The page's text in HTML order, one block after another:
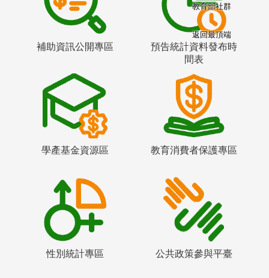
補助資訊公開專區
預告統計資料發布時
間表
學產基金資源區 教育消費者保護專區
性別統計專區 公共政策參與平臺
教育部社群
返回最頂端